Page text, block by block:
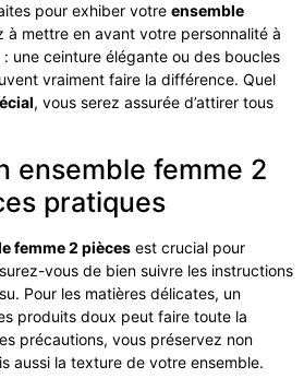
pour exhiber votre ensemble
à mettre en avant votre personnalité à
: une ceinture élégante ou des boucles
vraiment faire la différence. Quel
, vous serez assurée d’attirer tous
ensemble femme 2
pratiques
femme 2 pièces est crucial pour
vous de bien suivre les instructions
Pour les matières délicates, un
produits doux peut faire toute la
précautions, vous préservez non
aussi la texture de votre ensemble.